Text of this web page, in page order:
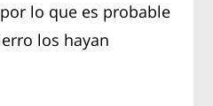
por lo que es probable
los hayan